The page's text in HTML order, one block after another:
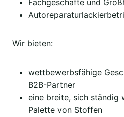
Fachgeschäfte und
Wir bieten:
wettbewerbsfähige
B2B-Partner
eine breite, sich ständig
Palette von Stoffen